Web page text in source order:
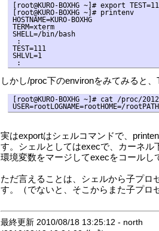
[root@KURO-BOXHG ~]# export
[root@KURO-BOXHG ~]# printenv
HOSTNAME=KURO-BOXHG
TERM=xterm
SHELL=/bin/bash
:
TEST=111
SHLVL=1
しかし/proc下のenvironをみてみると
[root@KURO-BOXHG ~]# cat /proc/
実はexportはシェルコマンドで、
す。シェルとしてはexecで、カーネル
環境変数をマージしてexecをコールし
ただ言えることは、シェルから子プロ
す。（でないと、そこからまた子プロ
最終更新 2010/08/18 13:25:12 - north